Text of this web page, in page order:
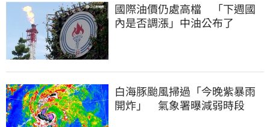
國際油價仍處高檔 「下週國
內是否調漲」中油公布了
白海豚颱風掃過「今晚紫暴雨
開炸」 氣象署曝減弱時段